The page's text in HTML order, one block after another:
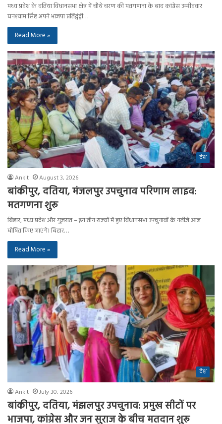
मध्य प्रदेश के दतिया विधानसभा क्षेत्र में चौथे चरण की मतगणना के बाद कांग्रेस उम्मीदवार
घनश्याम सिंह अपने भाजपा प्रतिद्वंद्वी…
Read More »
देश
Ankit August 3, 2026
बांकीपुर, दतिया, मंजलपुर उपचुनाव परिणाम लाइव:
मतगणना शुरू
बिहार, मध्य प्रदेश और गुजरात – इन तीन राज्यों में हुए विधानसभा उपचुनावों के नतीजे आज
घोषित किए जाएंगे। बिहार…
Read More »
देश
Ankit July 30, 2026
बांकीपुर, दतिया, मंझलपुर उपचुनाव: प्रमुख सीटों पर
भाजपा, कांग्रेस और जन सुराज के बीच मतदान शुरू